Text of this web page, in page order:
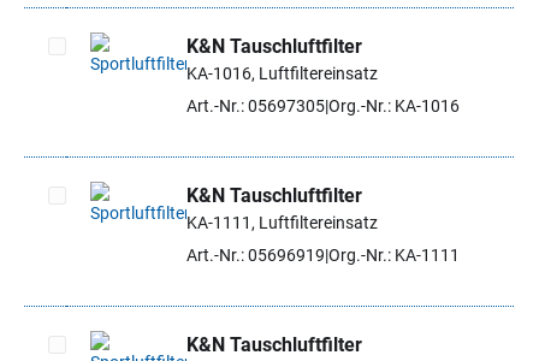
Artikel auswählen
K&N Tauschluftfilter
KA-1016, Luftfiltereinsatz
Art.-Nr.: 05697305Org.-Nr.: KA-1016
Artikel auswählen
K&N Tauschluftfilter
KA-1111, Luftfiltereinsatz
Art.-Nr.: 05696919 Org.-Nr.: KA-1111
K&N Tauschluftfilter